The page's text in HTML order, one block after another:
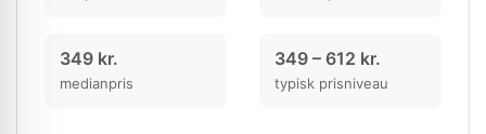
349 kr.
medianpris
349 – 612 kr.
typisk prisniveau